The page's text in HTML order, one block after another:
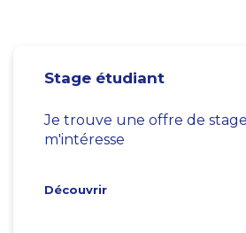
Stage étudiant
Je trouve une offre de
m'intéresse
Découvrir